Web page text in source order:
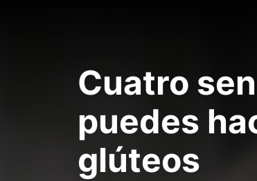
Cuatro
puedes
glúteos